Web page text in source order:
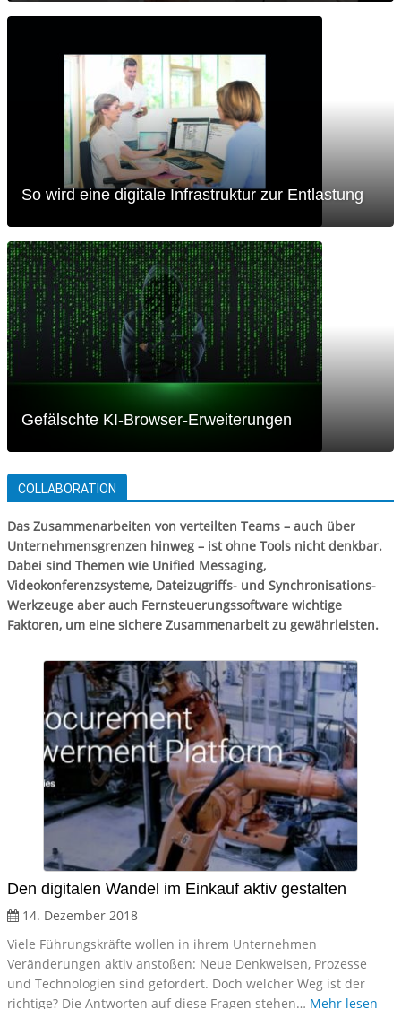
So wird eine digitale Infrastruktur zur Entlastung
Gefälschte KI-Browser-Erweiterungen
COLLABORATION
Das Zusammenarbeiten von verteilten Teams – auch über
Unternehmensgrenzen hinweg – ist ohne Tools nicht denkbar.
Dabei sind Themen wie Unified Messaging,
Videokonferenzsysteme, Dateizugriffs- und Synchronisations-
Werkzeuge aber auch Fernsteuerungssoftware wichtige
Faktoren, um eine sichere Zusammenarbeit zu gewährleisten.
Den digitalen Wandel im Einkauf aktiv gestalten
14. Dezember 2018
Viele Führungskräfte wollen in ihrem Unternehmen
Veränderungen aktiv anstoßen: Neue Denkweisen, Prozesse
und Technologien sind gefordert. Doch welcher Weg ist der
richtige? Die Antworten auf diese Fragen stehen… Mehr lesen